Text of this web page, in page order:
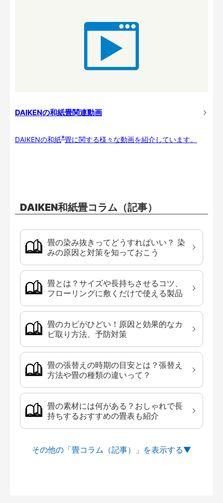
DAIKENの和紙畳関連動画
DAIKENの和紙※畳に関する様々な動画を紹介しています。
DAIKEN和紙畳コラム（記事）
畳の染み抜きってどうすればいい？ 染
みの原因と対策を知っておこう
畳とは？サイズや長持ちさせるコツ、
フローリングに敷くだけで使える製品
畳のカビがひどい！原因と効果的なカ
ビ取り方法、予防対策
畳の張替えの時期の目安とは？張替え
方法や畳の種類の違いって？
畳の素材には何がある？おしゃれで長
持ちするおすすめの畳表も紹介
その他の「畳コラム（記事）」を